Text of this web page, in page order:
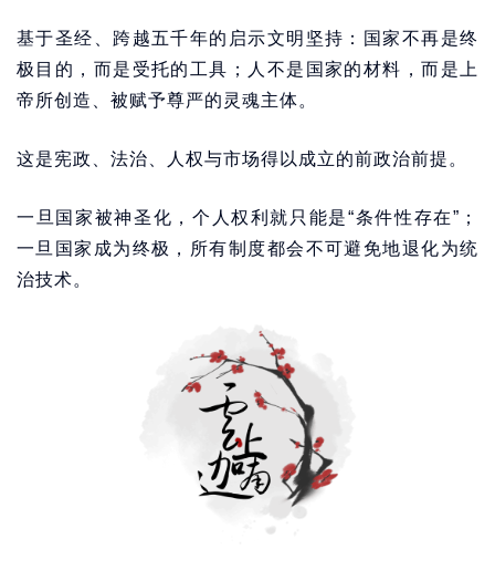
基于圣经、跨越五千年的启示文明坚持：国家不再是终
极目的，而是受托的工具；人不是国家的材料，而是上
帝所创造、被赋予尊严的灵魂主体。
这是宪政、法治、人权与市场得以成立的前政治前提。
一旦国家被神圣化，个人权利就只能是“条件性存在”；
一旦国家成为终极，所有制度都会不可避免地退化为统
治技术。